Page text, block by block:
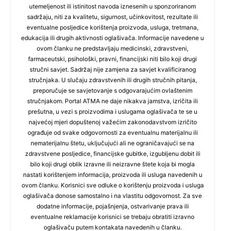
utemeljenost ili istinitost navoda iznesenih u sponzoriranom
sadržaju, niti za kvalitetu, sigurnost, učinkovitost, rezultate ili
eventualne posljedice korištenja proizvoda, usluga, tretmana,
edukacija ili drugih aktivnosti oglašivača. Informacije navedene u
ovom članku ne predstavljaju medicinski, zdravstveni,
farmaceutski, psihološki, pravni, financijski niti bilo koji drugi
stručni savjet. Sadržaj nije zamjena za savjet kvalificiranog
stručnjaka. U slučaju zdravstvenih ili drugih stručnih pitanja,
preporučuje se savjetovanje s odgovarajućim ovlaštenim
stručnjakom. Portal ATMA ne daje nikakva jamstva, izričita ili
prešutna, u vezi s proizvodima i uslugama oglašivača te se u
najvećoj mjeri dopuštenoj važećim zakonodavstvom izričito
ograđuje od svake odgovornosti za eventualnu materijalnu ili
nematerijalnu štetu, uključujući ali ne ograničavajući se na
zdravstvene posljedice, financijske gubitke, izgubljenu dobit ili
bilo koji drugi oblik izravne ili neizravne štete koja bi mogla
nastati korištenjem informacija, proizvoda ili usluga navedenih u
ovom članku. Korisnici sve odluke o korištenju proizvoda i usluga
oglašivača donose samostalno i na vlastitu odgovornost. Za sve
dodatne informacije, pojašnjenja, ostvarivanje prava ili
eventualne reklamacije korisnici se trebaju obratiti izravno
oglašivaču putem kontakata navedenih u članku.